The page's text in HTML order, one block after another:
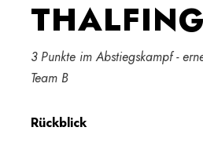
3 Punkte im Abstiegskampf -
Team B
Rückblick